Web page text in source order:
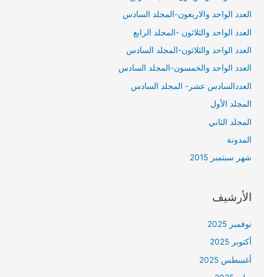
العدد الواحد والاربعون-المجلد السادس
العدد الواحد والثلاثون -المجلد الرابع
العدد الواحد والثلاثون-المجلد السادس
العدد الواحد والخمسون-المجلد السادس
العددالسادس عشر- المجلد السادس
المجلد الأول
المجلد الثاني
المدونة
شهر سبتمبر 2015
الأرشيف
نوفمبر 2025
أكتوبر 2025
أغسطس 2025